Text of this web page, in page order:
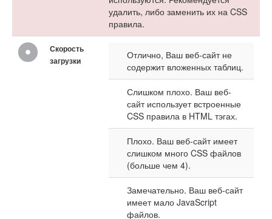
удалить, либо заменить их на CSS
правила.
Скорость
загрузки
Отлично, Ваш веб-сайт не
содержит вложенных таблиц.
Слишком плохо. Ваш веб-
сайт использует встроенные
CSS правила в HTML тэгах.
Плохо. Ваш веб-сайт имеет
слишком много CSS файлов
(больше чем 4).
Замечательно. Ваш веб-сайт
имеет мало JavaScript
файлов.